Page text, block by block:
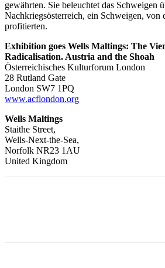
gewährten. Sie beleuchtet das Schweigen
Nachkriegsösterreich, ein Schweigen, von
profitierten.
Exhibition goes Wells Maltings: The
Radicalisation. Austria and the Shoah
Österreichisches Kulturforum London
28 Rutland Gate
London SW7 1PQ
www.acflondon.org
Wells Maltings
Staithe Street,
Wells-Next-the-Sea,
Norfolk NR23 1AU
United Kingdom